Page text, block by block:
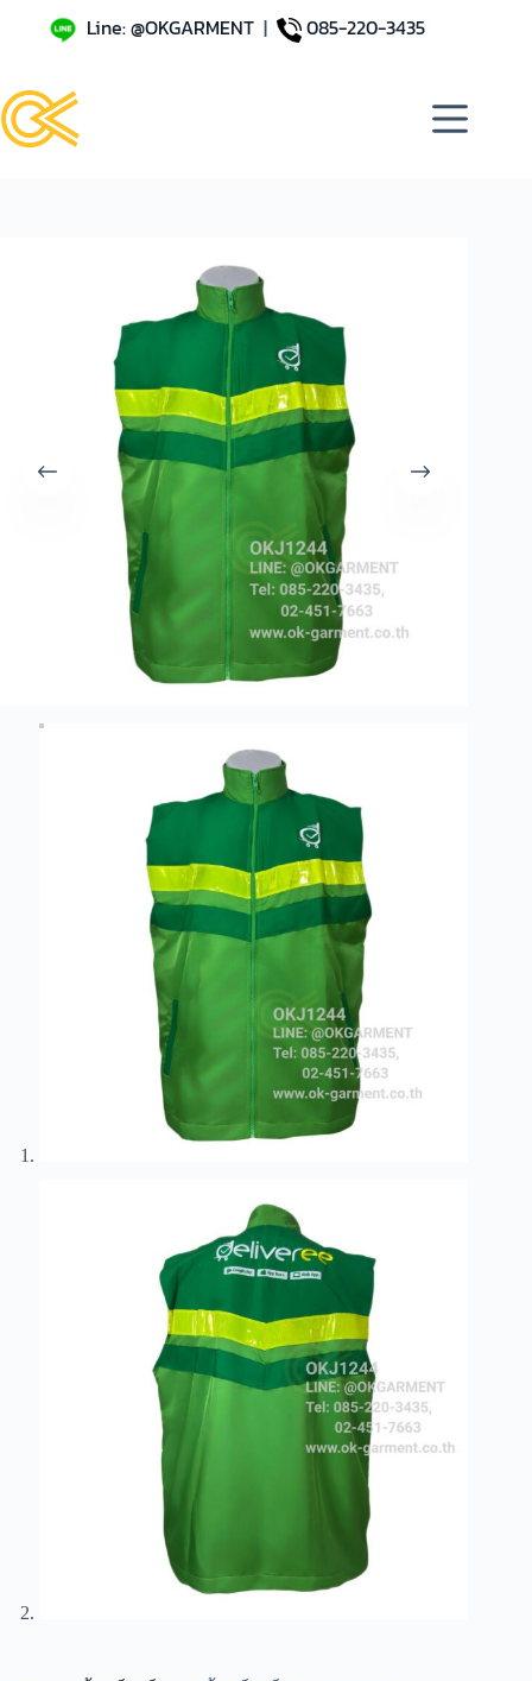
Line: @OKGARMENT| 085-220-3435